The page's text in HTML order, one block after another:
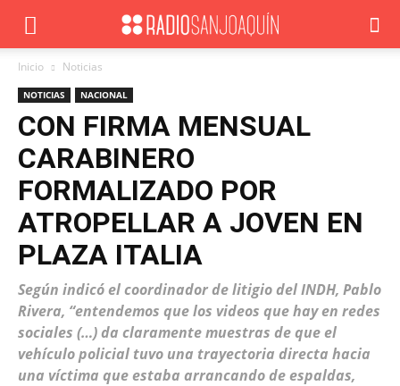
Inicio Noticias
NOTICIAS NACIONAL
CON FIRMA MENSUAL
CARABINERO
FORMALIZADO POR
ATROPELLAR A JOVEN EN
PLAZA ITALIA
Según indicó el coordinador de litigio del INDH, Pablo
Rivera, “entendemos que los videos que hay en redes
sociales (…) da claramente muestras de que el
vehículo policial tuvo una trayectoria directa hacia
una víctima que estaba arrancando de espaldas,